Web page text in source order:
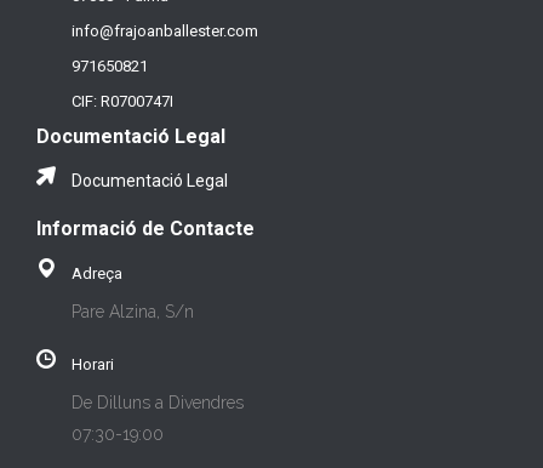
info@frajoanballester.com
971650821
CIF: R0700747I
Documentació Legal
Documentació Legal
Informació de Contacte
Adreça
Pare Alzina, S/n
Horari
De Dilluns a Divendres
07:30-19:00